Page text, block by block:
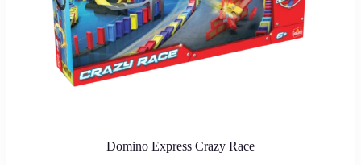
Domino Express Crazy Race